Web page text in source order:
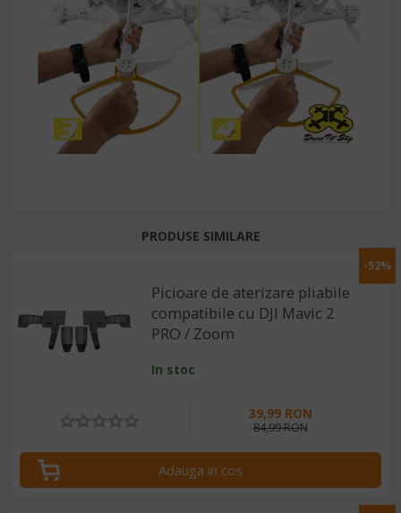
PRODUSE SIMILARE
-52%
Picioare de aterizare pliabile
compatibile cu DJI Mavic 2
PRO / Zoom
In stoc
39,99 RON
84,99 RON
Adauga in cos